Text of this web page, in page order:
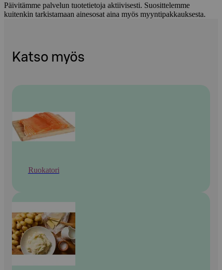
Päivitämme palvelun tuotetietoja aktiivisesti. Suosittelemme
kuitenkin tarkistamaan ainesosat aina myös myyntipakkauksesta.
Katso myös
Ruokatori